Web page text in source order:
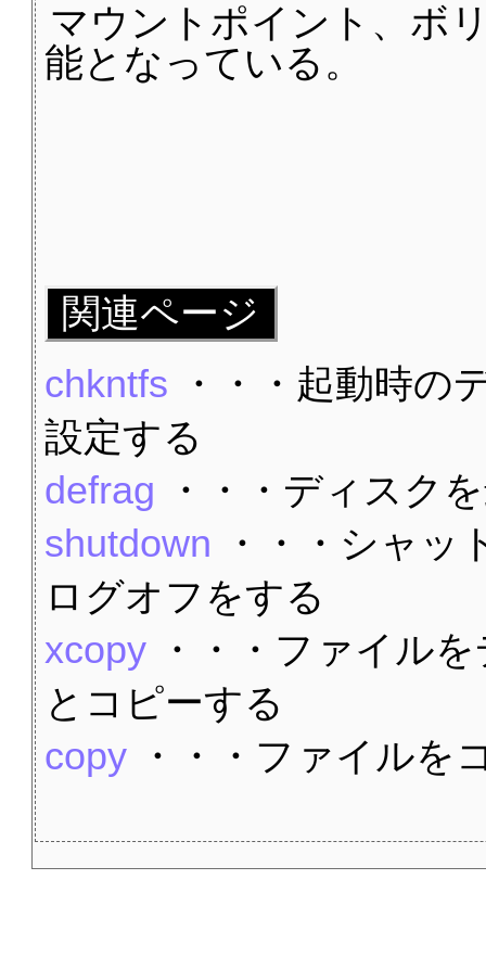
マウントポイント、ボ
能となっている。
関連ページ
chkntfs ・・・起動時の
設定する
defrag ・・・ディスク
shutdown ・・・シャッ
ログオフをする
xcopy ・・・ファイル
とコピーする
copy ・・・ファイルを